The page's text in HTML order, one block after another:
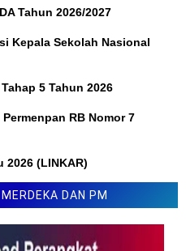
Tahun 2026/2027
Kepala Sekolah Nasional
5 Tahun 2026
RB Nomor 7
2026 (LINKAR)
Tahun 2026 Tentang Juknis
DAN PM